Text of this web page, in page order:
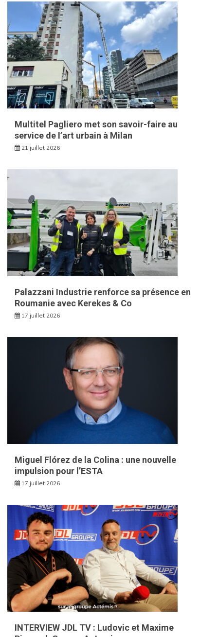
Multitel Pagliero met son savoir-faire au
service de l’art urbain à Milan
21 juillet 2026
Palazzani Industrie renforce sa présence en
Roumanie avec Kerekes & Co
17 juillet 2026
Miguel Flórez de la Colina : une nouvelle
impulsion pour l’ESTA
17 juillet 2026
INTERVIEW JDL TV : Ludovic et Maxime